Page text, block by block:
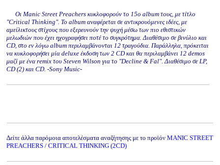
Οι Manic Street Preachers κυκλοφορούν το 15ο album τους, με τίτλο
"Critical Thinking". Το album αναφέρεται σε αντικρουόμενες ιδέες, με
αμείλικτους στίχους που εξερευνούν την ψυχή μέσω των πιο εθιστικών
μελωδιών που έχει ηχογραφήσει ποτέ το συγκρότημα. Διαθέσιμο σε βινύλιο και
CD, στο εν λόγω album περιλαμβάνονται 12 τραγούδια. Παράλληλα, πρόκειται
να κυκλοφορήσει μία deluxe έκδοση των 2 CD και θα περιλαμβάνει 12 demos
μαζί με ένα remix του Steven Wilson για το "Decline & Fal". Διαθέσιμο σε LP,
CD (2) και CD. -Sony Music-
Δείτε άλλα παρόμοια αποτελέσματα αναζήτησης με το προϊόν MANIC STREET
PREACHERS / CRITICAL THINKING (2CD)